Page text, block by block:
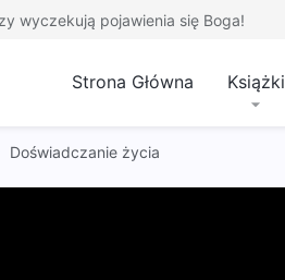
wyczekują pojawienia się Boga!
Strona Główna Książki
Doświadczanie życia